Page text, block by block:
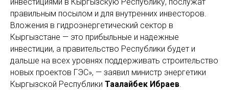
правильным посылом и для внутренних инвесторов.
Вложения в гидроэнергетический сектор в
Кыргызстане — это прибыльные и надежные
инвестиции, а правительство Республики будет и
дальше на всех уровнях поддерживать строительство
новых проектов ГЭС», — заявил министр энергетики
Кыргызской Республики Таалайбек Ибраев.